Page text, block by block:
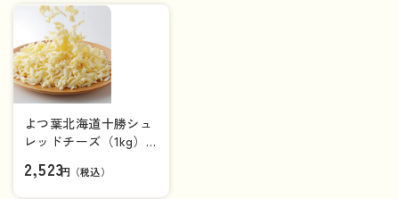
よつ葉北海道十勝シュ
レッドチーズ（1kg）
2,523円（税込）